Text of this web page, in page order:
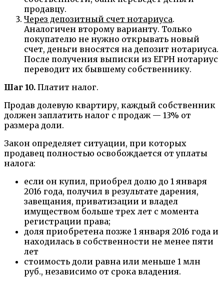
продавцу.
Через депозитный счет нотариуса.
Аналогичен второму варианту. Только
покупателю не нужно открывать новый
счет, деньги вносятся на депозит нотариуса.
После получения выписки из ЕГРН нотариус
переводит их бывшему собственнику.
Шаг 10. Платит налог.
Продав долевую квартиру, каждый собственник
должен заплатить налог с продаж — 13% от
размера доли.
Закон определяет ситуации, при которых
продавец полностью освобождается от уплаты
налога:
если он купил, приобрел долю до 1 января
2016 года, получил в результате дарения,
завещания, приватизации и владел
имуществом больше трех лет с момента
регистрации права;
доля приобретена позже 1 января 2016 года и
находилась в собственности не менее пяти
лет
стоимость доли равна или меньше 1 млн
руб., независимо от срока владения.